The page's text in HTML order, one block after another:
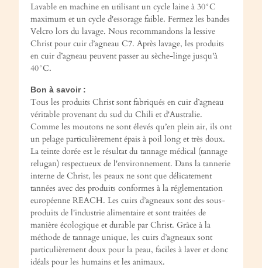
Lavable en machine en utilisant un cycle laine à 30°C
maximum et un cycle d'essorage faible. Fermez les bandes
Velcro lors du lavage. Nous recommandons la lessive
Christ pour cuir d’agneau C7. Après lavage, les produits
en cuir d’agneau peuvent passer au sèche-linge jusqu'à
40°C.
Bon à savoir :
Tous les produits Christ sont fabriqués en cuir d’agneau
véritable provenant du sud du Chili et d'Australie.
Comme les moutons ne sont élevés qu’en plein air, ils ont
un pelage particulièrement épais à poil long et très doux.
La teinte dorée est le résultat du tannage médical (tannage
relugan) respectueux de l'environnement. Dans la tannerie
interne de Christ, les peaux ne sont que délicatement
tannées avec des produits conformes à la réglementation
européenne REACH. Les cuirs d’agneaux sont des sous-
produits de l'industrie alimentaire et sont traitées de
manière écologique et durable par Christ. Grâce à la
méthode de tannage unique, les cuirs d’agneaux sont
particulièrement doux pour la peau, faciles à laver et donc
idéals pour les humains et les animaux.